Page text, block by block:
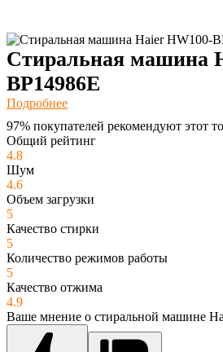
Стиральная машина
BP14986E
Подробнее
97% покупателей рекомендуют этот
Общий рейтинг
4.8
Шум
4.6
Объем загрузки
5
Качество стирки
5
Количество режимов работы
5
Качество отжима
4.9
Ваше мнение о стиральной машине